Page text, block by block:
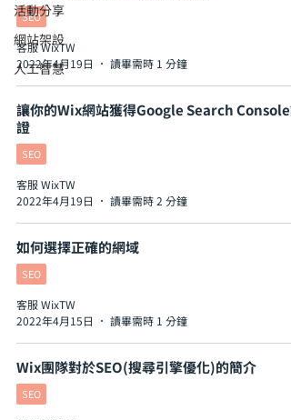
活動分享
網站架設
人工智慧
SEO
客服 WixTW
2022年4月19日
讀畢需時 1 分鐘
讓你的Wix網站獲得Google Search Console
證
SEO
客服 WixTW
2022年4月19日
讀畢需時 2 分鐘
如何選擇正確的網域
SEO
客服 WixTW
2022年4月15日
讀畢需時 1 分鐘
Wix團隊對於SEO(搜尋引擎優化)的簡介
SEO